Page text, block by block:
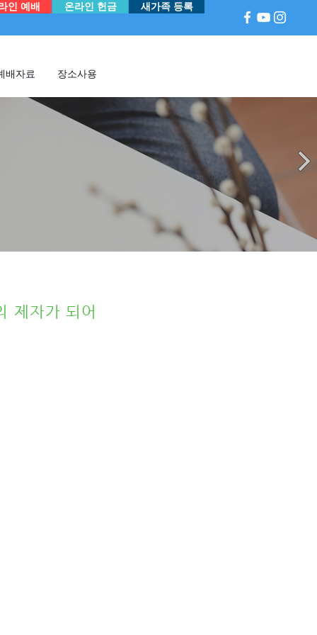
배자료 장소사용
온라인 헌금 새가족 등록
인 예배
제자가 되어